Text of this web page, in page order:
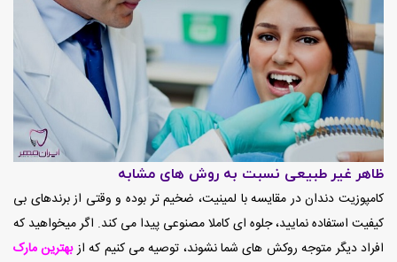
ظاهر غیر طبیعی نسبت به روش های مشابه
کامپوزیت دندان در مقایسه با لمینیت، ضخیم تر بوده و وقتی از برندهای بی
کیفیت استفاده نمایید، جلوه ای کاملا مصنوعی پیدا می کند. اگر میخواهید که
افراد دیگر متوجه روکش های شما نشوند، توصیه می کنیم که ازبهترین مارک